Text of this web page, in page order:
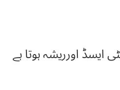
ایسڈ اورریشہ ہوتا ہے